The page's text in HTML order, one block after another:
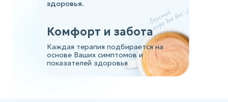
здоровья.
Комфорт и забота
Каждая терапия подбирается на
основе Ваших симптомов и
показателей здоровья